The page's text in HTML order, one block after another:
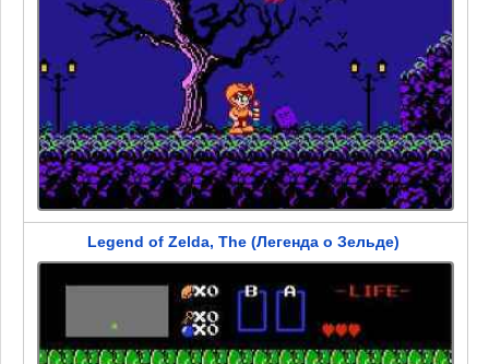
Legend of Zelda, The (Легенда о Зельде)